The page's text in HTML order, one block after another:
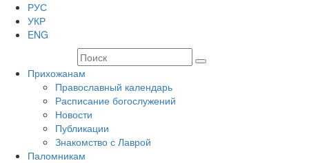
РУС
УКР
ENG
Прихожанам
Православный календарь
Расписание богослужений
Новости
Публикации
Знакомство с Лаврой
Паломникам